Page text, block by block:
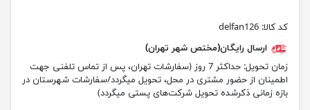
کد کالا: delfan126
ارسال رایگان(مختص شهر تهران)
زمان تحویل:
حداکثر 7 روز (سفارشات تهران، پس از تماس تلفنی جهت
اطمینان از حضور مشتری در محل، تحویل میگردد/سفارشات شهرستان در
بازه زمانی ذکرشده تحویل شرکت‌های پستی میگردد)